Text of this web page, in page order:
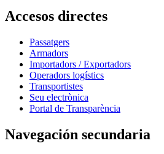
Accesos directes
Passatgers
Armadors
Importadors / Exportadors
Operadors logístics
Transportistes
Seu electrònica
Portal de Transparència
Navegación secundaria